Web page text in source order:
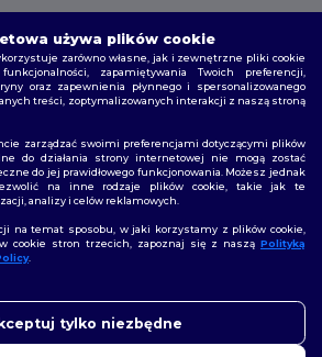
prawa zastrzeżone
Mapa strony
używa plików cookie
zarówno własne, jak i zewnętrzne pliki cookie
zapamiętywania Twoich preferencji,
oraz zapewnienia płynnego i spersonalizowanego
treści, zoptymalizowanych interakcji z naszą stroną
zarządzać swoimi preferencjami dotyczącymi plików
do działania strony internetowej nie mogą zostać
do jej prawidłowego funkcjonowania. Możesz jednak
na inne rodzaje plików cookie, takie jak te
analizy i celów reklamowych.
na temat sposobu, w jaki korzystamy z plików cookie,
cookie stron trzecich, zapoznaj się z naszą Polityką
.
tylko niezbędne
skontaktować się z nami w